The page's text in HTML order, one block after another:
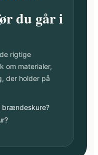
du går i
rigtige
om materialer,
der holder på
brændeskure?